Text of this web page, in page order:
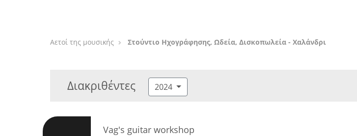
Αετοί της μουσικής Στούντιο Ηχογράφησης, Ωδεία, Δισκοπωλεία - Χαλάνδρι
Διακριθέντες 2024
Vag's guitar workshop